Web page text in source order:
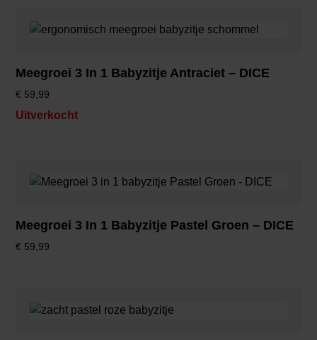
Meegroei 3 In 1 Babyzitje Antraciet – DICE
€ 59,99
Uitverkocht
Meegroei 3 In 1 Babyzitje Pastel Groen – DICE
€ 59,99